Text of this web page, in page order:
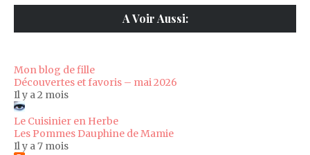
A Voir Aussi:
Mon blog de fille
Découvertes et favoris – mai 2026
Il y a 2 mois
Le Cuisinier en Herbe
Les Pommes Dauphine de Mamie
Il y a 7 mois